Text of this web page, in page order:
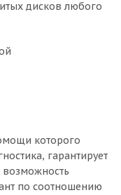
дисков любого
которого
гарантирует
возможность
по соотношению